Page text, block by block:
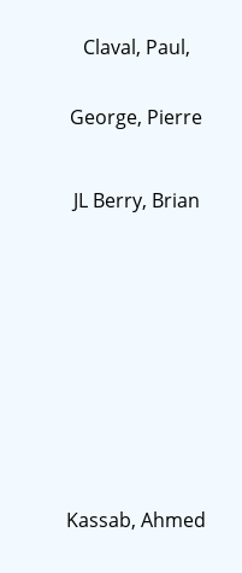
Claval, Paul,
George, Pierre
JL Berry, Brian
Kassab, Ahmed